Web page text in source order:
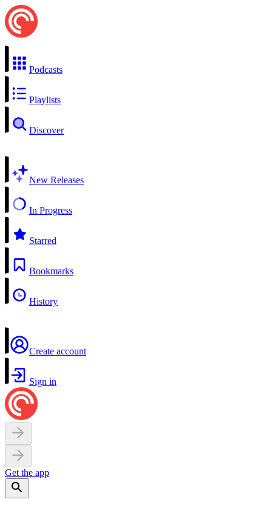
Podcasts
Playlists
Discover
New Releases
In Progress
Starred
Bookmarks
History
Create account
Sign in
Get the app